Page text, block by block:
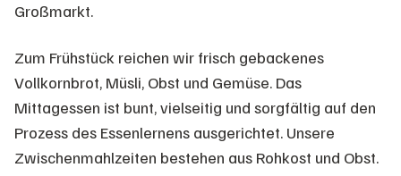
Großmarkt.
Zum Frühstück reichen wir frisch gebackenes
Vollkornbrot, Müsli, Obst und Gemüse. Das
Mittagessen ist bunt, vielseitig und sorgfältig auf den
Prozess des Essenlernens ausgerichtet. Unsere
Zwischenmahlzeiten bestehen aus Rohkost und Obst.